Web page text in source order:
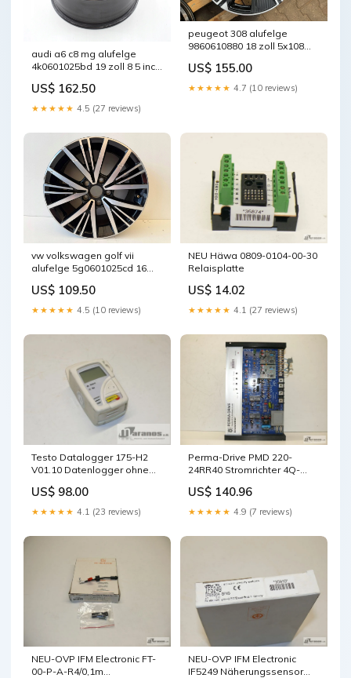
audi a6 c8 mg alufelge
4k0601025bd 19 zoll 8 5 inch
fel3056113765zd
US$ 162.50
★★★★★ 4.5 (27 reviews)
peugeot 308 alufelge
9860610880 18 zoll 5x108
US$ 155.00
★★★★★ 4.7 (10 reviews)
vw volkswagen golf vii
alufelge 5g0601025cd 16
US$ 109.50
★★★★★ 4.5 (10 reviews)
NEU Häwa 0809-0104-00-30
Relaisplatte
US$ 14.02
★★★★★ 4.1 (27 reviews)
Testo Datalogger 175-H2
V01.10 Datenlogger ohne
US$ 98.00
★★★★★ 4.1 (23 reviews)
Perma-Drive PMD 220-
24RR40 Stromrichter 4Q-
US$ 140.96
★★★★★ 4.9 (7 reviews)
NEU-OVP IFM Electronic FT-
00-P-A-R4/0,1m
NEU-OVP IFM Electronic
IF5249 Näherungssensor